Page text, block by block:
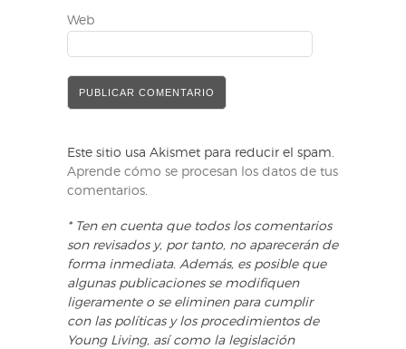
Web
Este sitio usa Akismet para reducir el spam.
Aprende cómo se procesan los datos de tus
comentarios
* Ten en cuenta que todos los comentarios
son revisados y, por tanto, no aparecerán de
forma inmediata. Además, es posible que
algunas publicaciones se modifiquen
ligeramente o se eliminen para cumplir
con las políticas y los procedimientos de
Young Living, así como la legislación